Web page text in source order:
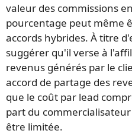
valeur des commissions
pourcentage peut même
accords hybrides. À titre
suggérer qu'il verse à
revenus générés par le
accord de partage des
que le coût par lead
part du
être limitée.